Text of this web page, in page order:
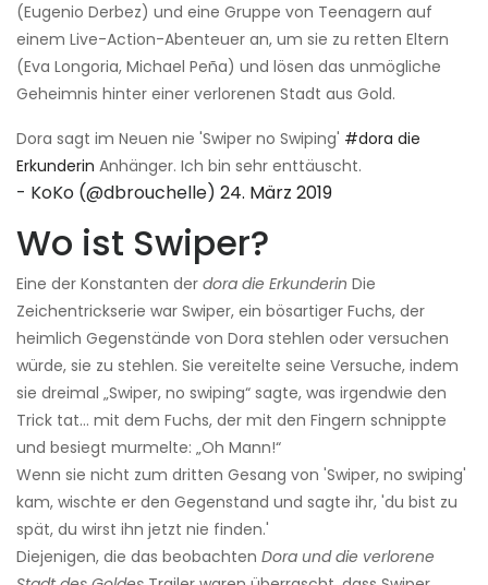
(Eugenio Derbez) und eine Gruppe von Teenagern auf
einem Live-Action-Abenteuer an, um sie zu retten Eltern
(Eva Longoria, Michael Peña) und lösen das unmögliche
Geheimnis hinter einer verlorenen Stadt aus Gold.
Dora sagt im Neuen nie 'Swiper no Swiping' #dora die
Erkunderin Anhänger. Ich bin sehr enttäuscht.
- KoKo (@dbrouchelle) 24. März 2019
Wo ist Swiper?
Eine der Konstanten der dora die Erkunderin Die
Zeichentrickserie war Swiper, ein bösartiger Fuchs, der
heimlich Gegenstände von Dora stehlen oder versuchen
würde, sie zu stehlen. Sie vereitelte seine Versuche, indem
sie dreimal „Swiper, no swiping“ sagte, was irgendwie den
Trick tat… mit dem Fuchs, der mit den Fingern schnippte
und besiegt murmelte: „Oh Mann!“
Wenn sie nicht zum dritten Gesang von 'Swiper, no swiping'
kam, wischte er den Gegenstand und sagte ihr, 'du bist zu
spät, du wirst ihn jetzt nie finden.'
Diejenigen, die das beobachten Dora und die verlorene